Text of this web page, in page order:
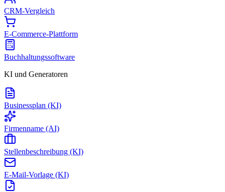
CRM-Vergleich
E-Commerce-Plattform
Buchhaltungssoftware
KI und Generatoren
Businessplan (KI)
Firmenname (AI)
Stellenbeschreibung (KI)
E-Mail-Vorlage (KI)